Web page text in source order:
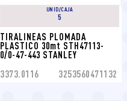
UNID/CAJA
5
TIRALINEAS PLOMADA
PLASTICO 30mt STH47113-
0/0-47-443 STANLEY
3373.0116 3253560471132